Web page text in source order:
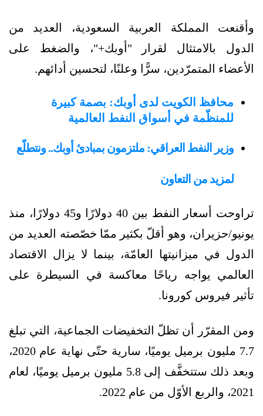
وأقنعت المملكة العربية السعودية، العديد من
الدول بالامتثال لقرار "أوبك+"، والضغط على
الأعضاء المتمرّدين، سرًّا وعلنًا، لتحسين أدائهم.
محافظ الكويت لدى أوبك: بصمة كبيرة
للمنظّمة في أسواق النفط العالمية
وزير النفط العراقي: ملتزمون بمبادئ أوبك.. ونتطلّع
لمزيد من التعاون
تراوحت أسعار النفط بين 40 دولارًا و45 دولارًا، منذ
يونيو/حزيران، وهو أقلّ بكثير ممّا خصّصته العديد من
الدول في ميزانيتها العامّة، بينما لا يزال الاقتصاد
العالمي يواجه رياحًا معاكسة في السيطرة على
تأثير فيروس كورونا.
ومن المقرّر أن تظلّ التخفيضات الجماعية، التي تبلغ
7.7 مليون برميل يوميًا، سارية حتّى نهاية عام 2020،
وبعد ذلك ستتخفَّف إلى 5.8 مليون برميل يوميًا، لعام
2021، والربع الأوّل من عام 2022.